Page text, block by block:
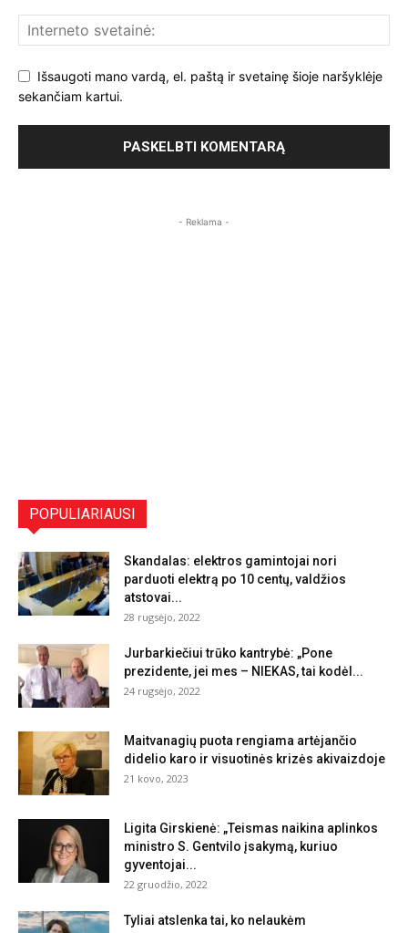
Išsaugoti mano vardą, el. paštą ir svetainę šioje naršyklėje
sekančiam kartui.
- Reklama -
POPULIARIAUSI
Skandalas: elektros gamintojai nori
parduoti elektrą po 10 centų, valdžios
atstovai...
28 rugsėjo, 2022
Jurbarkiečiui trūko kantrybė: „Pone
prezidente, jei mes – NIEKAS, tai kodėl...
24 rugsėjo, 2022
Maitvanagių puota rengiama artėjančio
didelio karo ir visuotinės krizės akivaizdoje
21 kovo, 2023
Ligita Girskienė: „Teismas naikina aplinkos
ministro S. Gentvilo įsakymą, kuriuo
gyventojai...
22 gruodžio, 2022
Tyliai atslenka tai, ko nelaukėm